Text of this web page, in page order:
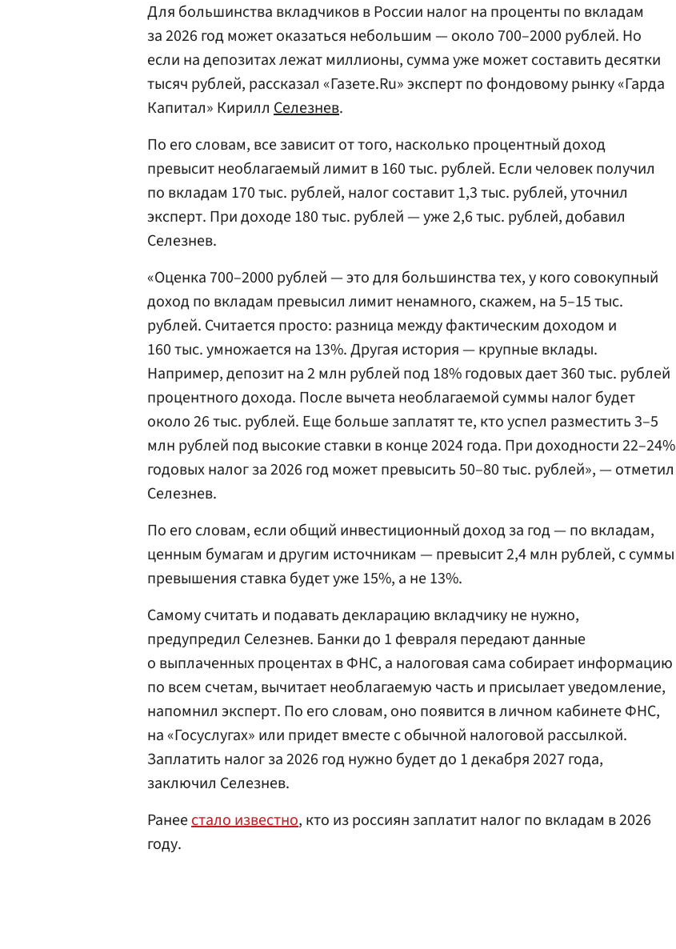
Для большинства вкладчиков в России налог на проценты по вкладам
за 2026 год может оказаться небольшим — около 700–2000 рублей. Но
если на депозитах лежат миллионы, сумма уже может составить десятки
тысяч рублей, рассказал «Газете.Ru» эксперт по фондовому рынку «Гарда
Капитал» Кирилл Селезнев.
По его словам, все зависит от того, насколько процентный доход
превысит необлагаемый лимит в 160 тыс. рублей. Если человек получил
по вкладам 170 тыс. рублей, налог составит 1,3 тыс. рублей, уточнил
эксперт. При доходе 180 тыс. рублей — уже 2,6 тыс. рублей, добавил
Селезнев.
«Оценка 700–2000 рублей — это для большинства тех, у кого совокупный
доход по вкладам превысил лимит ненамного, скажем, на 5–15 тыс.
рублей. Считается просто: разница между фактическим доходом и
160 тыс. умножается на 13%. Другая история — крупные вклады.
Например, депозит на 2 млн рублей под 18% годовых дает 360 тыс. рублей
процентного дохода. После вычета необлагаемой суммы налог будет
около 26 тыс. рублей. Еще больше заплатят те, кто успел разместить 3–5
млн рублей под высокие ставки в конце 2024 года. При доходности 22–24%
годовых налог за 2026 год может превысить 50–80 тыс. рублей», — отметил
Селезнев.
По его словам, если общий инвестиционный доход за год — по вкладам,
ценным бумагам и другим источникам — превысит 2,4 млн рублей, с суммы
превышения ставка будет уже 15%, а не 13%.
Самому считать и подавать декларацию вкладчику не нужно,
предупредил Селезнев. Банки до 1 февраля передают данные
о выплаченных процентах в ФНС, а налоговая сама собирает информацию
по всем счетам, вычитает необлагаемую часть и присылает уведомление,
напомнил эксперт. По его словам, оно появится в личном кабинете ФНС,
на «Госуслугах» или придет вместе с обычной налоговой рассылкой.
Заплатить налог за 2026 год нужно будет до 1 декабря 2027 года,
заключил Селезнев.
Ранеестало известно, кто из россиян заплатит налог по вкладам в 2026
году.